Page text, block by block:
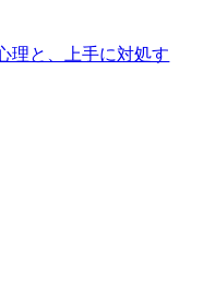
理と、上手に対処す